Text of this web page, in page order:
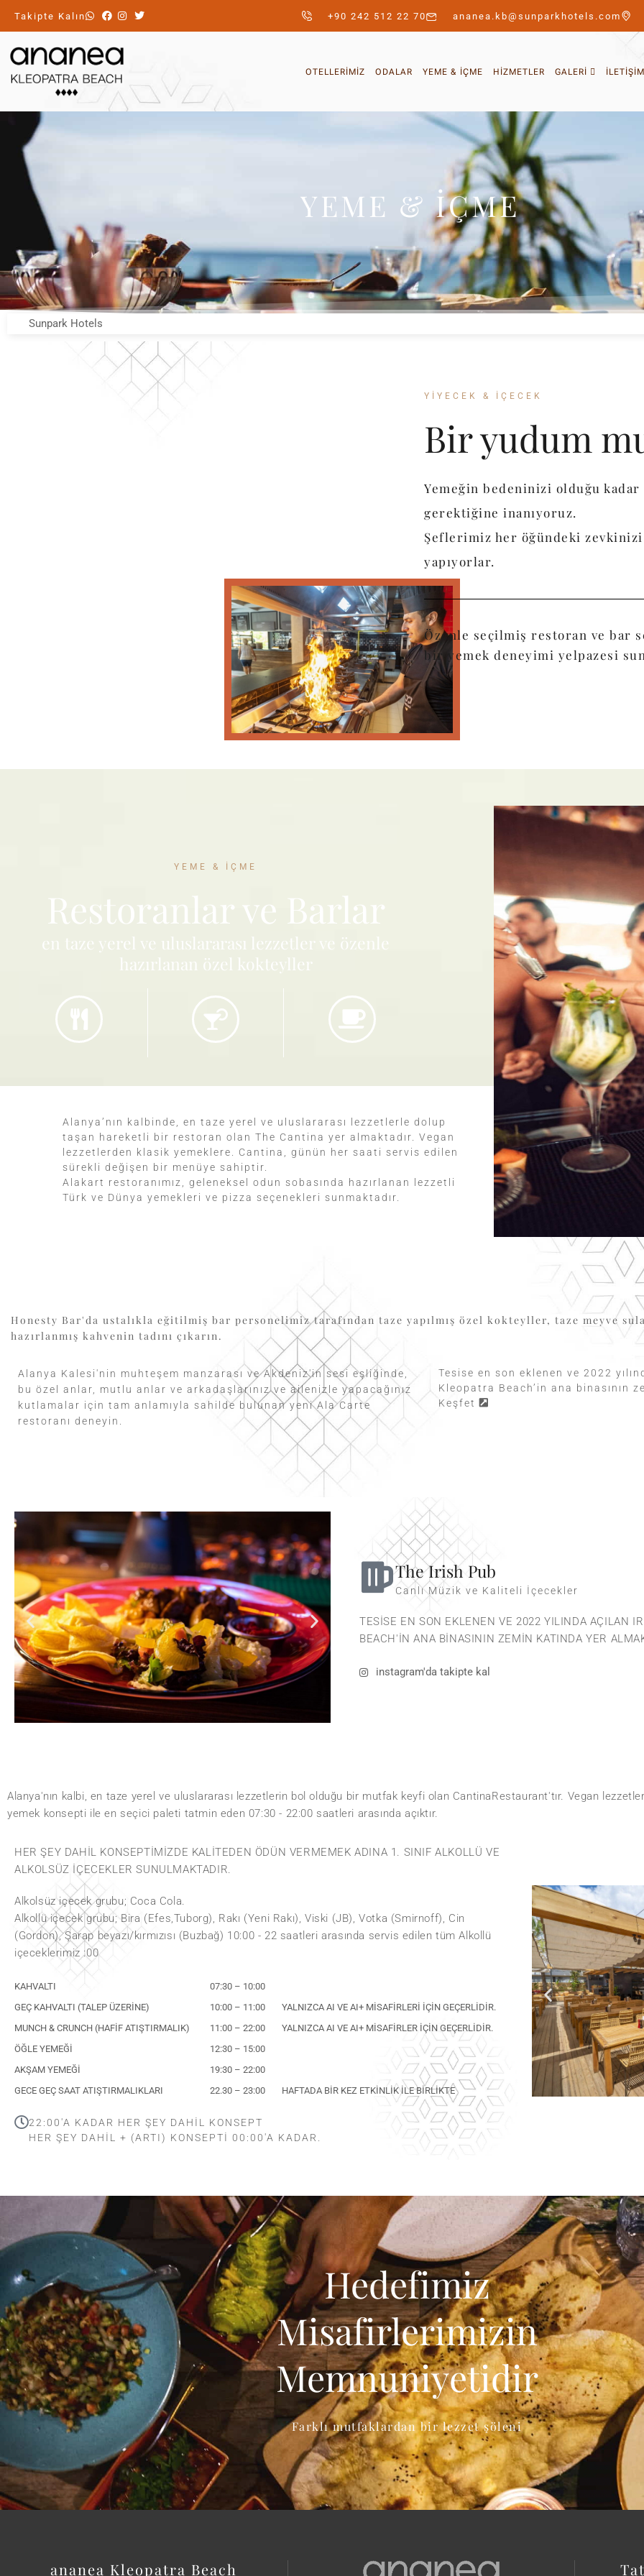
Takipte Kalın +90 242 512 22 70 ananea.kb@sunparkhotels.com
OTELLERIMIZ ODALAR YEME & İÇME HIZMETLER GALERI İLETIŞIM
YEME & İÇME
Sunpark Hotels
YIYECEK & İÇECEK
Bir yudum
Yemeğin bedeninizi olduğu
gerektiğine inanıyoruz.
Şeflerimiz her öğündeki
yapıyorlar.
Özenle seçilmiş restoran ve bar
bir yemek deneyimi yelpazesi
YEME & İÇME
Restoranlar ve Barlar
en taze yerel ve uluslararası lezzetler ve özenle
hazırlanan özel kokteyller
Alanya’nın kalbinde, en taze yerel ve uluslararası lezzetlerle dolup
taşan hareketli bir restoran olan The Cantina yer almaktadır. Vegan
lezzetlerden klasik yemeklere. Cantina, günün her saati servis edilen
sürekli değişen bir menüye sahiptir.
Alakart restoranımız, geleneksel odun sobasında hazırlanan lezzetli
Türk ve Dünya yemekleri ve pizza seçenekleri sunmaktadır.
Honesty Bar'da ustalıkla eğitilmiş bar personelimiz tarafından taze yapılmış özel kokteyller, taze meyve
hazırlanmış kahvenin tadını çıkarın.
Alanya Kalesi'nin muhteşem manzarası ve Akdeniz'in sesi eşliğinde,
bu özel anlar, mutlu anlar ve arkadaşlarınız ve ailenizle yapacağınız
kutlamalar için tam anlamıyla sahilde bulunan yeni Ala Carte
restoranı deneyin.
Tesise en son eklenen ve 2022
Kleopatra Beach’in ana binasının
Keşfet
The Irish Pub
Canlı Müzik ve Kaliteli İçecekler
TESISE EN SON EKLENEN VE 2022 YILINDA AÇILAN
BEACH'IN ANA BINASININ ZEMIN KATINDA YER
instagram'da takipte kal
Alanya'nın kalbi, en taze yerel ve uluslararası lezzetlerin bol olduğu bir mutfak keyfi olan CantinaRestaurant'tır. Vegan
yemek konsepti ile en seçici paleti tatmin eden 07:30 - 22:00 saatleri arasında açıktır.
HER ŞEY DAHIL KONSEPTIMIZDE KALITEDEN ÖDÜN VERMEMEK ADINA 1. SINIF ALKOLLÜ VE
ALKOLSÜZ IÇECEKLER SUNULMAKTADIR.
Alkolsüz içecek grubu; Coca Cola.
Alkollü içecek grubu; Bira (Efes,Tuborg), Rakı (Yeni Rakı), Viski (JB), Votka (Smirnoff), Cin
(Gordon), Şarap beyazı/kırmızısı (Buzbağ) 10:00 - 22 saatleri arasında servis edilen tüm Alkollü
içeceklerimiz :00
KAHVALTI
07:30 – 10:00
GEÇ KAHVALTI (TALEP ÜZERİNE)
10:00 – 11:00
YALNIZCA AI VE AI+ MISAFIRLERI IÇIN GEÇERLIDIR.
MUNCH & CRUNCH (HAFİF ATIŞTIRMALIK)
11:00 – 22:00
YALNIZCA AI VE AI+ MISAFIRLER IÇIN GEÇERLIDIR.
ÖĞLE YEMEĞI
12:30 – 15:00
AKŞAM YEMEĞI
19:30 – 22:00
GECE GEÇ SAAT ATIŞTIRMALIKLARI
22.30 – 23:00 HAFTADA BIR KEZ ETKINLIK ILE BIRLIKTE
22:00'A KADAR HER ŞEY DAHIL KONSEPT
HER ŞEY DAHİL + (ARTI) KONSEPTİ 00:00'A KADAR.
Hedefimiz
Misafirlerimizin
Memnuniyetidir
Farklı mutfaklardan bir lezzet şöleni
ananea Kleopatra Beach